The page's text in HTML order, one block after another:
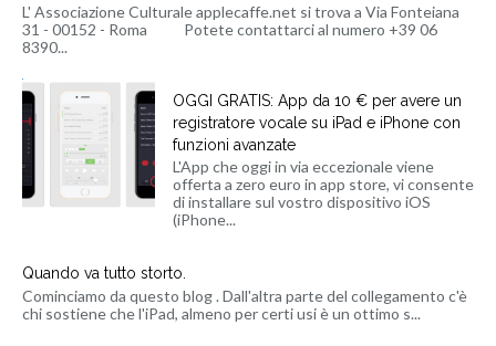
L' Associazione Culturale applecaffe.net si trova a Via Fonteiana
31 - 00152 - Roma Potete contattarci al numero +39 06
8390...
OGGI GRATIS: App da 10 € per avere un
registratore vocale su iPad e iPhone con
funzioni avanzate
L'App che oggi in via eccezionale viene
offerta a zero euro in app store, vi consente
di installare sul vostro dispositivo iOS
(iPhone...
Quando va tutto storto.
Cominciamo da questo blog . Dall'altra parte del collegamento c'è
chi sostiene che l'iPad, almeno per certi usi è un ottimo s...